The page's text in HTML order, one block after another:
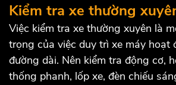
Kiểm tra xe thường
Việc kiểm tra xe thường xuyên là
trọng của việc duy trì xe máy hoạt
đường dài. Nên kiểm tra động cơ,
thống phanh, lốp xe, đèn chiếu